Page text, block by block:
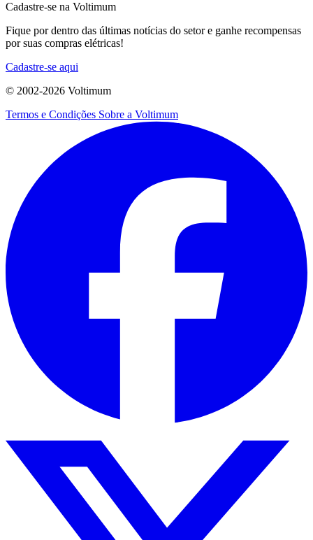
Cadastre-se na Voltimum
Fique por dentro das últimas notícias do setor e ganhe recompensas
por suas compras elétricas!
Cadastre-se aqui
© 2002-2026 Voltimum
Termos e Condições Sobre a Voltimum